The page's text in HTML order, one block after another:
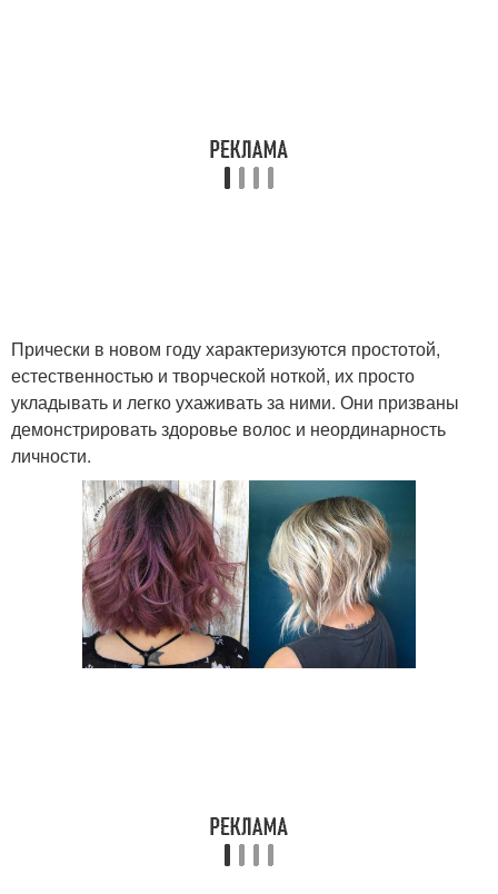
Стрижки для тонких и
Стрижки на тонкие
волосы
Стрижки для женщин
Стрижка для женщин Короткие стрижки
Возрастные стрижки
Стрижки для
возрастных женщин
Прически в новом году характеризуются простотой,
естественностью и творческой ноткой, их просто
укладывать и легко ухаживать за ними. Они призваны
демонстрировать здоровье волос и неординарность
личности.